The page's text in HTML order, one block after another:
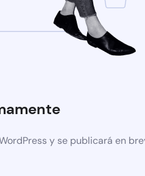
y se publicará en